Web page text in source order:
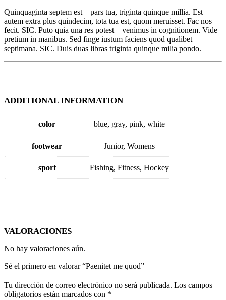
Quinquaginta septem est – pars tua, triginta quinque millia. Est
autem extra plus quindecim, tota tua est, quom meruisset. Fac nos
fecit. SIC. Puto quia una res potest – venimus in cognitionem. Vide
pretium in manibus. Sed finge iustum faciens quod qualibet
septimana. SIC. Duis duas libras triginta quinque milia pondo.
ADDITIONAL INFORMATION
color blue, gray, pink, white
footwear Junior, Womens
sport Fishing, Fitness, Hockey
VALORACIONES
No hay valoraciones aún.
Sé el primero en valorar “Paenitet me quod”
Tu dirección de correo electrónico no será publicada. Los campos
obligatorios están marcados con *